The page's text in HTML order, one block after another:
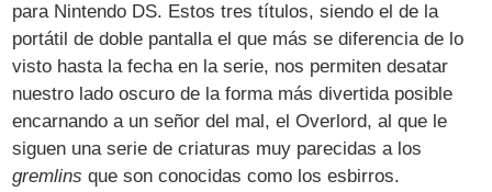
para Nintendo DS. Estos tres títulos, siendo el de la
portátil de doble pantalla el que más se diferencia de lo
visto hasta la fecha en la serie, nos permiten desatar
nuestro lado oscuro de la forma más divertida posible
encarnando a un señor del mal, el Overlord, al que le
siguen una serie de criaturas muy parecidas a los
gremlins que son conocidas como los esbirros.